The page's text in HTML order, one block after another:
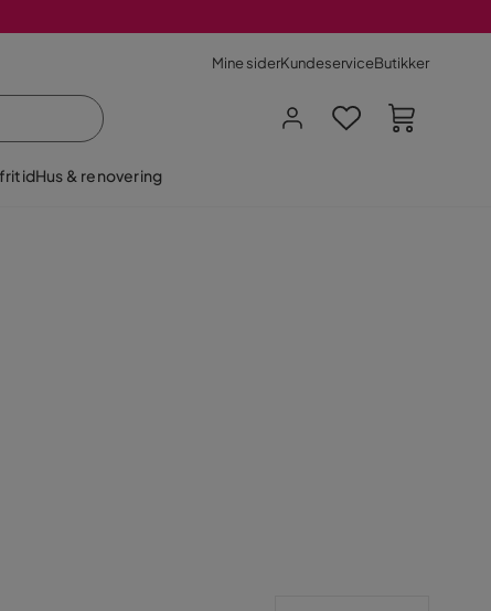
Mine siderKundeserviceButikker
Hus & renovering